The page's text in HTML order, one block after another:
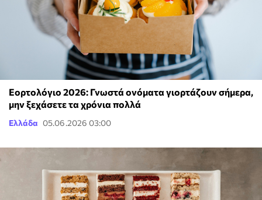
Εορτολόγιο 2026: Γνωστά ονόματα γιορτάζουν σήμερα,
μην ξεχάσετε τα χρόνια πολλά
Ελλάδα 05.06.2026 03:00